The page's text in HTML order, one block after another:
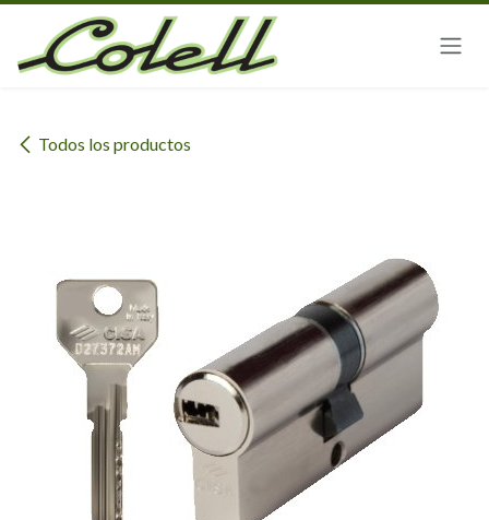
Ir al contenido
Todos los productos